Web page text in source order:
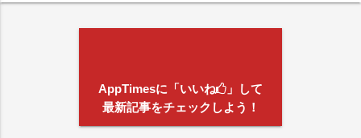
AppTimesに「いいね
」して
最新記事をチェックしよう！